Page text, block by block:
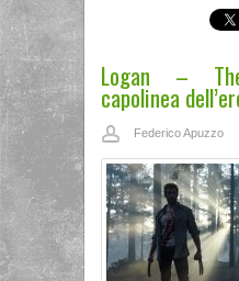
Logan –
capolinea
Federico Apuzzo